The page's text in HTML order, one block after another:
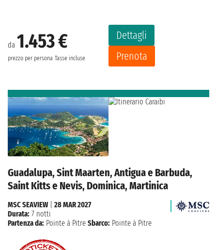
da 1.453 €
prezzo per persona Tasse incluse
Dettagli
Prenota
Guadalupa, Sint Maarten, Antigua e Barbuda,
Saint Kitts e Nevis, Dominica, Martinica
MSC SEAVIEW| 28 MAR 2027
Durata: 7 notti
Partenza da: Pointe à Pitre Sbarco: Pointe à Pitre